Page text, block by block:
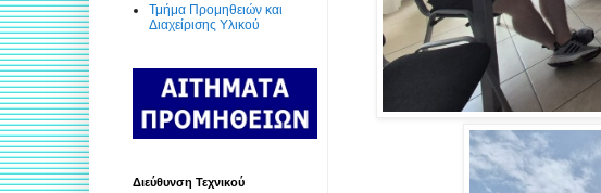
Τμήμα Προμηθειών και
Διαχείρισης Υλικού
Διεύθυνση Τεχνικού